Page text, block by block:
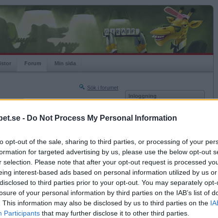
- Do Not Process My Personal Information
opt-out of the sale, sharing to third parties, or processing of your
for targeted advertising by us, please use the below opt-out
selection. Please note that after your opt-out request is processed
interest-based ads based on personal information utilized by us
to third parties prior to your opt-out. You may separately
of your personal information by third parties on the IAB’s list of
This information may also be disclosed by us to third parties on the
Participants that may further disclose it to other third parties.
Forum Min sida
Sök i forumet
Nästa sida »
2024-08-01 23:41
Monicare! Var faktiskt lite lustigt att
förekommit (långt) tidigare, efter att själv ha
(ord som är adjektiv, i stället för substantiv,
Inloggning
Kom ihåg mig
Glömt ditt lösenord?
Få ny aktiveringslänk
Betapet är gratis!